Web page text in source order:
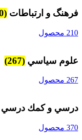
فرهنگ و ارتباطات (210)
210 محصول
علوم سياسي (267)
267 محصول
درسي و كمك درسي
370 محصول